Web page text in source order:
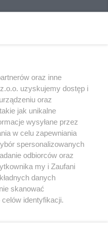
korzystania z portali
Skontakuj sięz nami
Kontakt
Wydawca
Redakcja
oraz inne
uzyskujemy dostęp i
oraz
jak unikalne
wysyłane przez
w celu zapewniania
spersonalizowanych
odbiorców oraz
my i Zaufani
danych
skanować
identyfikacji.